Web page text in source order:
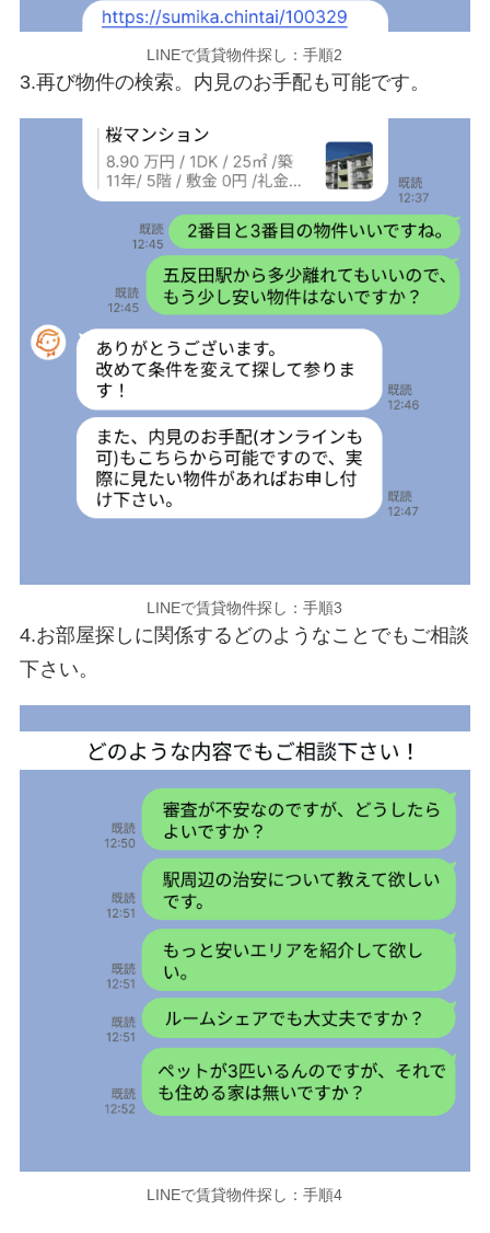
LINEで賃貸物件探し：手順2
3.再び物件の検索。内見のお手配も可能です。
LINEで賃貸物件探し：手順3
4.お部屋探しに関係するどのようなことでもご相談
下さい。
LINEで賃貸物件探し：手順4